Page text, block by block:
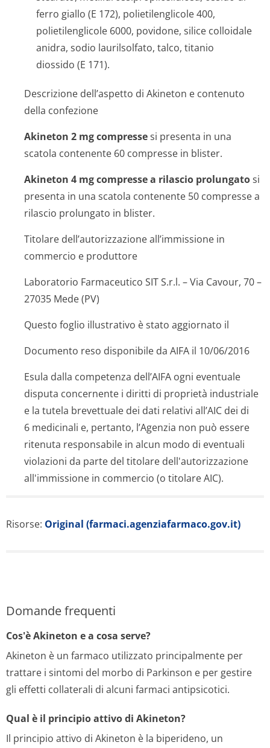
ferro giallo (E 172), polietilenglicole 400,
polietilenglicole 6000, povidone, silice colloidale
anidra, sodio laurilsolfato, talco, titanio
diossido (E 171).
Descrizione dell’aspetto di Akineton e contenuto
della confezione
Akineton 2 mg compressesi presenta in una
scatola contenente 60 compresse in blister.
Akineton 4 mg compresse a rilascio prolungatosi
presenta in una scatola contenente 50 compresse a
rilascio prolungato in blister.
Titolare dell’autorizzazione all’immissione in
commercio e produttore
Laboratorio Farmaceutico SIT S.r.l. – Via Cavour, 70 –
27035 Mede (PV)
Questo foglio illustrativo è stato aggiornato il
Documento reso disponibile da AIFA il 10/06/2016
Esula dalla competenza dell’AIFA ogni eventuale
disputa concernente i diritti di proprietà industriale
e la tutela brevettuale dei dati relativi all’AIC dei di
6 medicinali e, pertanto, l’Agenzia non può essere
ritenuta responsabile in alcun modo di eventuali
violazioni da parte del titolare dell'autorizzazione
all'immissione in commercio (o titolare AIC).
Risorse: Original (farmaci.agenziafarmaco.gov.it)
Domande frequenti
Cos'è Akineton e a cosa serve?
Akineton è un farmaco utilizzato principalmente per
trattare i sintomi del morbo di Parkinson e per gestire
gli effetti collaterali di alcuni farmaci antipsicotici.
Qual è il principio attivo di Akineton?
Il principio attivo di Akineton è la biperideno, un